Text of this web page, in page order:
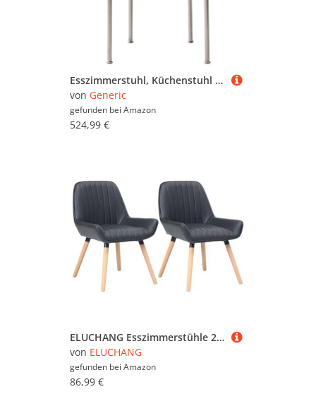
Esszimmerstuhl, Küchenstuhl Aus Der Mitte des Jahrhunderts, Esszimmerstuhl Für Die Küche, Geschwungene Rückenlehne Runder Gepolsterter Bouclé-loungesessel Aus Pu-Leder Mit Metallbe, White
von Generic
gefunden bei Amazon
524,99 €
ELUCHANG Esszimmerstühle 2er Set, Grau PU Leder Polsterstühle mit Armlehnen & Verdicktes Sitzpolster, 150 kg belastbar, multifunktional als Küchenstühle, Esstisch Stühle, Loungesessel
von ELUCHANG
gefunden bei Amazon
86,99 €